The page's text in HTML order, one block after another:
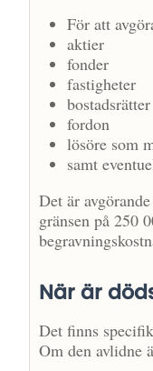
För att
aktier
fonder
fastigheter
bostadsrätter
fordon
lösöre som
samt
Det är
gränsen på 250
När är
Det finns
Om den avlidne